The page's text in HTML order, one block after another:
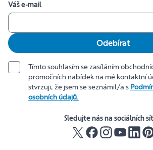
Váš e-mail
Odebírat
Tímto souhlasím se zasíláním
promočních nabídek na mé kontaktní
stvrzuji, že jsem se seznámil/a s
osobních údajů.
Sledujte nás na sociálních